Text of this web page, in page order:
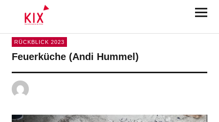
KIX Karlsruhe 2025
RÜCKBLICK 2023
Feuerküche (Andi Hummel)